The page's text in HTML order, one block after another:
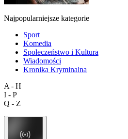
Najpopularniejsze kategorie
Sport
Komedia
Społeczeństwo i Kultura
Wiadomości
Kronika Kryminalna
A - H
I - P
Q - Z